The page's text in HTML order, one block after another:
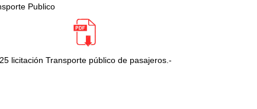
Publico
licitación Transporte público de pasajeros.-